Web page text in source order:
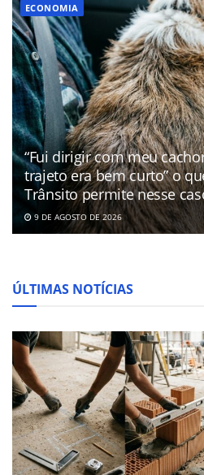
ECONOMIA
“Fui dirigir com meu
trajeto era bem curto” o
Trânsito permite nesse
9 DE AGOSTO DE 2026
ÚLTIMAS NOTÍCIAS